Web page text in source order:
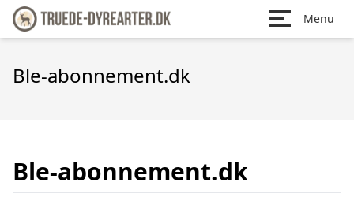
Menu
Ble-abonnement.dk
Ble-abonnement.dk